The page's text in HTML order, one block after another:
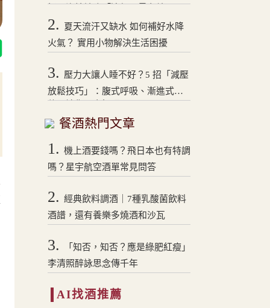
2.
夏天流汗又缺水 如何補好水降
火氣？ 實用小物解決生活困擾
3.
壓力大讓人睡不好？5 招「減壓
放鬆技巧」：腹式呼吸、漸進式拉
餐酒熱門文章
1. 機上酒要錢嗎？飛日本也有特調
嗎？星宇航空酒單常見問答
2. 經典飲料調酒｜7種乳酸菌飲料
酒譜，還有養樂多燒酒和沙瓦
3.
「知否，知否？應是綠肥紅瘦」
李清照醉詠思念傳千年
AI找酒推薦